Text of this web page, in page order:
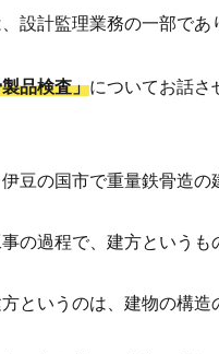
設計監理業務の一部であ
品検査」についてお話さ
豆の国市で重量鉄骨造の
の過程で、建方というも
というのは、建物の構造